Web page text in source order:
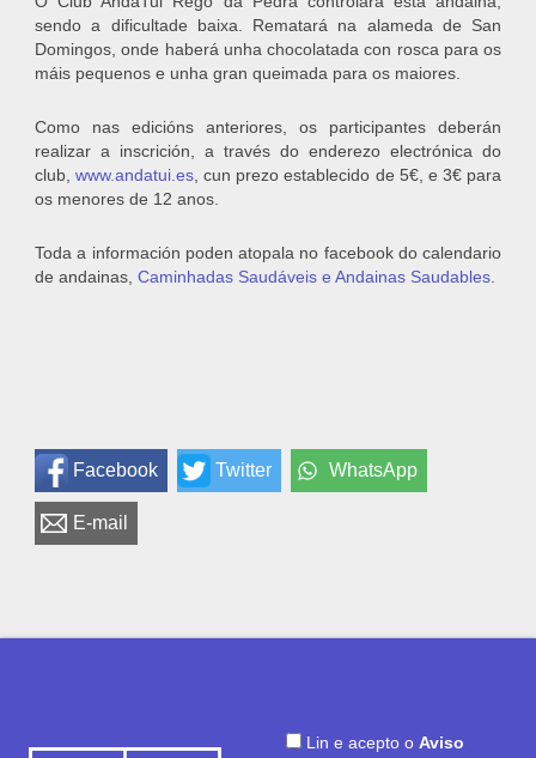
sendo a dificultade baixa. Rematará na alameda de San
Domingos, onde haberá unha chocolatada con rosca para os
máis pequenos e unha gran queimada para os maiores.
Como nas edicións anteriores, os participantes deberán
realizar a inscrición, a través do enderezo electrónica do
club,www.andatui.es , cun prezo establecido de 5€, e 3€ para
os menores de 12 anos.
Toda a información poden atopala no facebook do calendario
de andainas, Caminhadas Saudáveis e Andainas Saudables
Facebook Twitter WhatsApp
E-mail
Lin e acepto o Aviso